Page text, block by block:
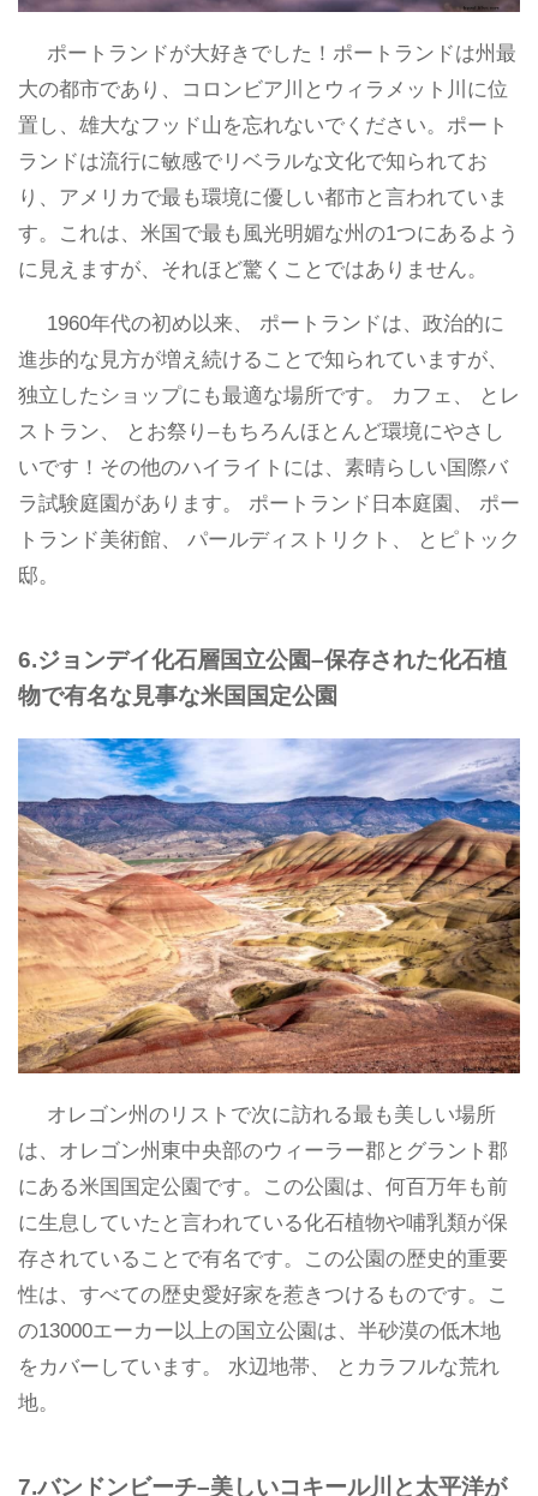
ポートランドが大好きでした！ポートランドは州最
大の都市であり、コロンビア川とウィラメット川に位
置し、雄大なフッド山を忘れないでください。ポート
ランドは流行に敏感でリベラルな文化で知られてお
り、アメリカで最も環境に優しい都市と言われていま
す。これは、米国で最も風光明媚な州の1つにあるよう
に見えますが、それほど驚くことではありません。
1960年代の初め以来、 ポートランドは、政治的に
進歩的な見方が増え続けることで知られていますが、
独立したショップにも最適な場所です。 カフェ、 とレ
ストラン、 とお祭り–もちろんほとんど環境にやさし
いです！その他のハイライトには、素晴らしい国際バ
ラ試験庭園があります。 ポートランド日本庭園、 ポー
トランド美術館、 パールディストリクト、 とピトック
邸。
6.ジョンデイ化石層国立公園–保存された化石植
物で有名な見事な米国国定公園
オレゴン州のリストで次に訪れる最も美しい場所
は、オレゴン州東中央部のウィーラー郡と​​グラント郡
にある米国国定公園です。この公園は、何百万年も前
に生息していたと言われている化石植物や哺乳類が保
存されていることで有名です。この公園の歴史的重要
性は、すべての歴史愛好家を惹きつけるものです。こ
の13000エーカー以上の国立公園は、半砂漠の低木地
をカバーしています。 水辺地帯、 とカラフルな荒れ
地。
7.バンドンビーチ–美しいコキール川と太平洋が